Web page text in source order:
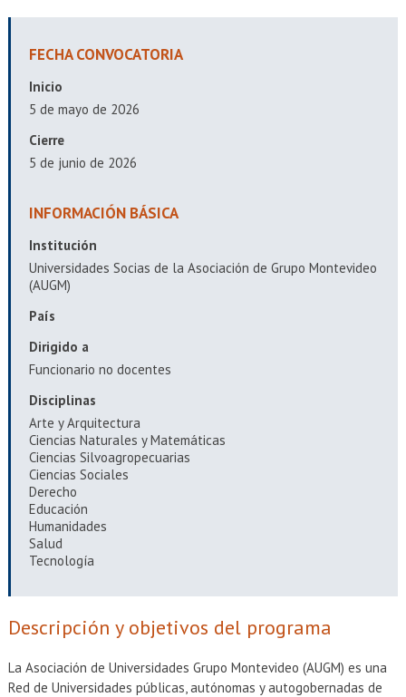
INVESTIGACIÓN
BIBLIOTECAS
FECHA CONVOCATORIA
Inicio
5 de mayo de 2026
Cierre
5 de junio de 2026
INFORMACIÓN BÁSICA
Institución
Universidades Socias de la Asociación de Grupo Montevideo
(AUGM)
País
Dirigido a
Funcionario no docentes
Disciplinas
Arte y Arquitectura
Ciencias Naturales y Matemáticas
Ciencias Silvoagropecuarias
Ciencias Sociales
Derecho
Educación
Humanidades
Salud
Tecnología
Descripción y objetivos del programa
La Asociación de Universidades Grupo Montevideo (AUGM) es una
Red de Universidades públicas, autónomas y autogobernadas de